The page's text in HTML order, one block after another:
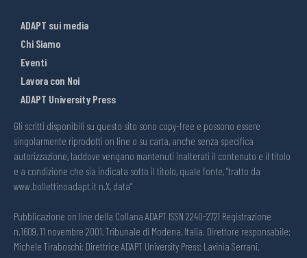
ADAPT sui media
Chi Siamo
Eventi
Lavora con Noi
ADAPT University Press
Gli scritti disponibili su questo sito sono copy-free e possono essere
singolarmente riprodotti on line o su carta, anche senza specifica
autorizzazione, laddove vengano mantenuti inalterati il contenuto e il titolo
e a condizione che sia indicata sotto il titolo, quale fonte, “tratto da
www.bollettinoadapt.it n.X, data“
Pubblicazione on line della Collana ADAPT ISSN 2240-2721 Registrazione
n.1609, 11 novembre 2001, Tribunale di Modena, Italia. Direttore responsabile:
Michele Tiraboschi; Direttrice ADAPT University Press: Lavinia Serrani.